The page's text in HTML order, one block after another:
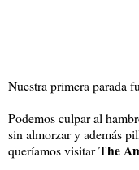
Nuestra primera parada
Podemos culpar al
sin almorzar y además
queríamos visitarThe